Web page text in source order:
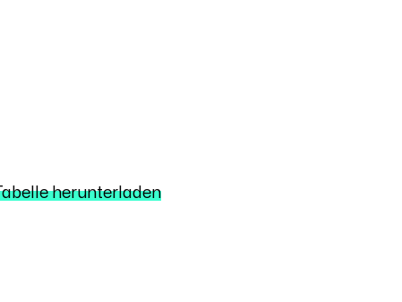
herunterladen